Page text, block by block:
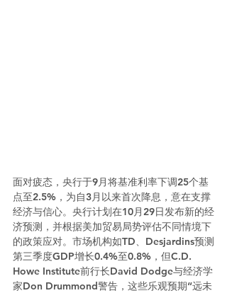
面对疲态，央行于9月将基准利率下调25个基
点至2.5%，为自3月以来首次降息，意在支撑
经济与信心。央行计划在10月29日发布新的经
济预测，并根据美加贸易局势评估不同情境下
的政策应对。市场机构如TD、Desjardins预测
第三季度GDP增长0.4%至0.8%，但C.D.
Howe Institute前行长David Dodge与经济学
家Don Drummond警告，这些乐观预期“远未